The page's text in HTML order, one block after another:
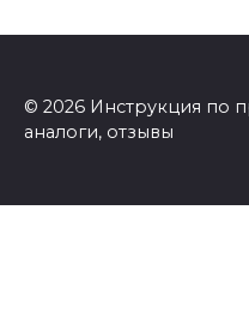
© 2026 Инструкция по
аналоги, отзывы